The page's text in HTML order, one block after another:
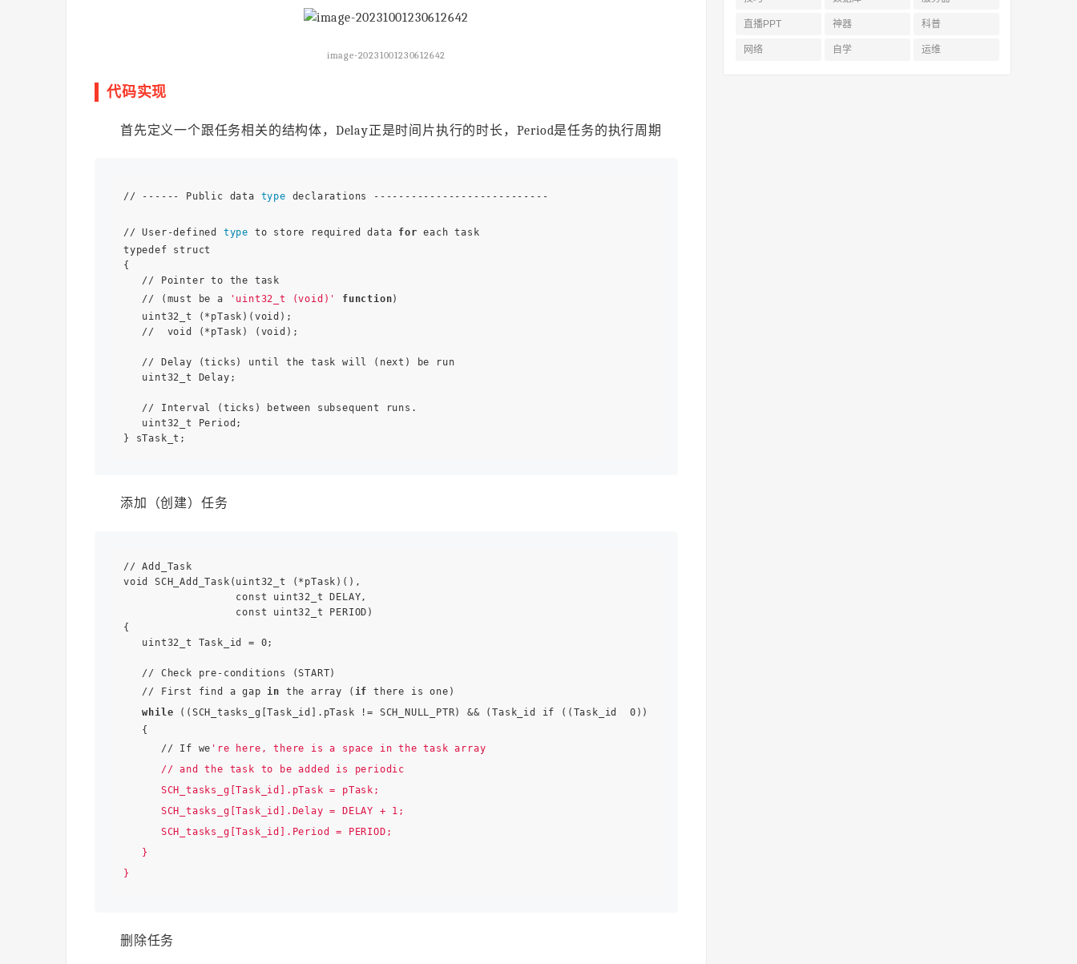
image-20231001230612642
代码实现
首先定义一个跟任务相关的结构体，Delay正是时间片执行的时长，Period是任务的执行周期
// ------ Public data type declarations ----------------------------
// User-defined type to store required data for each task
typedef struct
{
// Pointer to the task
// (must be a
'uint32_t (void)' function)
uint32_t (*pTask)(void);
//  void (*pTask) (void);
// Delay (ticks) until the task will (next) be run
uint32_t Delay;
// Interval (ticks) between subsequent runs.
uint32_t Period;
添加（创建）任务
// Add_Task
void SCH_Add_Task(uint32_t (*pTask)(),
const uint32_t DELAY,
const uint32_t PERIOD)
{
uint32_t Task_id = 0;
// Check pre-conditions (START)
// First find a gap in the array ( if there is one)
while ((SCH_tasks_g[Task_id].pTask != SCH_NULL_PTR) && (Task_id if ((Task_id  0))
{
// If we 're here, there is a space in the task array
// and the task to be added is periodic
SCH_tasks_g[Task_id].pTask = pTask;
SCH_tasks_g[Task_id].Delay = DELAY + 1;
SCH_tasks_g[Task_id].Period = PERIOD;
}
删除任务
直播PPT 神器 科普
网络 自学 运维